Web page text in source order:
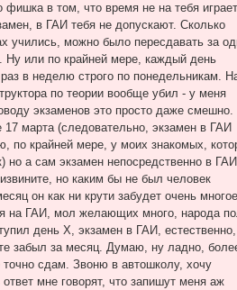
фишка в том, что время не на тебя
в ГАИ тебя не допускают. Сколько
учились, можно было пересдавать за
Ну или по крайней мере, каждый день
в неделю строго по понедельникам.
по теории вообще убил - у меня
экзаменов это просто даже смешно.
17 марта (следовательно, экзамен в ГАИ
по крайней мере, у моих знакомых,
но а сам экзамен непосредственно в
но каким бы не был человек
он как ни крути забудет очень
на ГАИ, мол желающих много, народа
день Х, экзамен в ГАИ,
забыл за месяц. Думаю, ну ладно,
сдам. Звоню в автошколу, хочу
мне говорят, что запишут меня аж